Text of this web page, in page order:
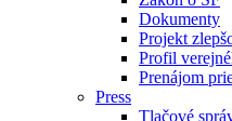
Dokumenty
Projekt
Profil
Prenájom
Press
Tlačové